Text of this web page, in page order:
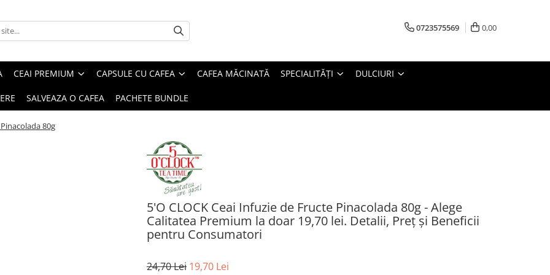
0723575569 0,00
CEAI PREMIUM CAPSULE CU CAFEA CAFEA MĂCINATĂ SPECIALITĂȚI DULCIURI
SALVEAZA O CAFEA PACHETE BUNDLE
80g
5'O CLOCK Ceai Infuzie de Fructe Pinacolada 80g - Alege
Calitatea Premium la doar 19,70 lei. Detalii, Preț și Beneficii
pentru Consumatori
24,70 Lei 19,70 Lei